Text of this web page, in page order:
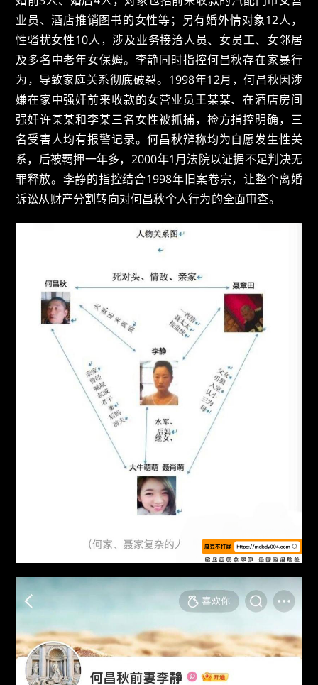
业员、酒店推销图书的女性等；另有婚外情对象12人，
性骚扰女性10人，涉及业务接洽人员、女员工、女邻居
及多名中老年女保姆。李静同时指控何昌秋存在家暴行
为，导致家庭关系彻底破裂。1998年12月，何昌秋因涉
嫌在家中强奸前来收款的女营业员王某某、在酒店房间
强奸许某某和李某三名女性被抓捕，检方指控明确，三
名受害人均有报警记录。何昌秋辩称均为自愿发生性关
系，后被羁押一年多，2000年1月法院以证据不足判决无
罪释放。李静的指控结合1998年旧案卷宗，让整个离婚
诉讼从财产分割转向对何昌秋个人行为的全面审查。